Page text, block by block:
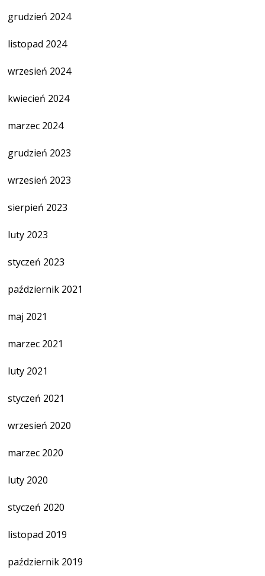
grudzień 2024
listopad 2024
wrzesień 2024
kwiecień 2024
marzec 2024
grudzień 2023
wrzesień 2023
sierpień 2023
luty 2023
styczeń 2023
październik 2021
maj 2021
marzec 2021
luty 2021
styczeń 2021
wrzesień 2020
marzec 2020
luty 2020
styczeń 2020
listopad 2019
październik 2019